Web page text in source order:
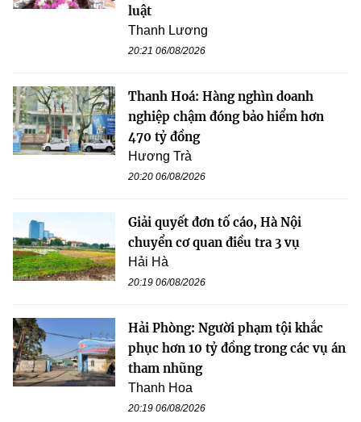
luật
Thanh Lương
20:21 06/08/2026
Thanh Hoá: Hàng nghìn doanh
nghiệp chậm đóng bảo hiểm hơn
470 tỷ đồng
Hương Trà
20:20 06/08/2026
Giải quyết đơn tố cáo, Hà Nội
chuyển cơ quan điều tra 3 vụ
Hải Hà
20:19 06/08/2026
Hải Phòng: Người phạm tội khắc
phục hơn 10 tỷ đồng trong các vụ án
tham nhũng
Thanh Hoa
20:19 06/08/2026